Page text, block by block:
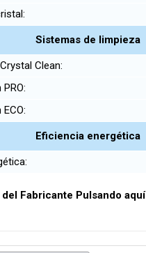
Sistemas de limpieza
Clean:
Eficiencia energética
Fabricante Pulsando aquí